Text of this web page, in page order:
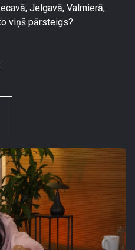
Jelgavā, Valmierā,
viņš pārsteigs?